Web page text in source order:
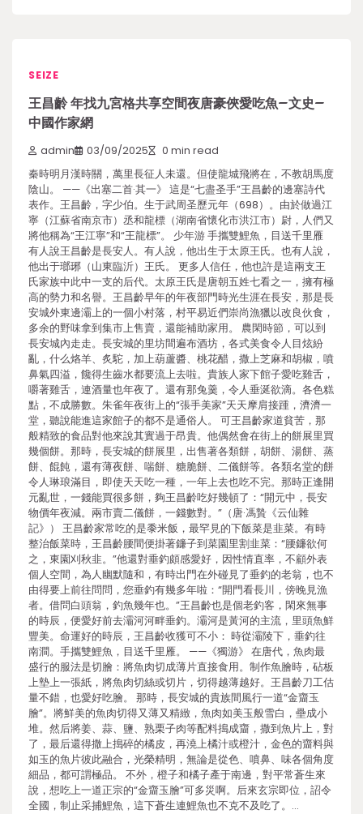
SEIZE
王昌齡 年找九宮格共享空間夜唐豪俠愛吃魚–文史–
中國作家網
admin 03/09/2025 0 min read
秦時明月漢時關，萬里長征人未還。但使龍城飛將在，不教胡馬度
陰山。 ——《出塞二首·其一》 這是“七盡圣手”王昌齡的邊塞詩代
表作。王昌齡，字少伯。生于武周圣歷元年（698）。由於做過江
寧（江蘇省南京市）丞和龍標（湖南省懷化市洪江市）尉，人們又
將他稱為“王江寧”和“王龍標”。 少年游 手攜雙鯉魚，目送千里雁
有人說王昌齡是長安人。有人說，他出生于太原王氏。也有人說，
他出于瑯琊（山東臨沂）王氏。 更多人信任，他也許是這兩支王
氏家族中此中一支的后代。太原王氏是唐朝五姓七看之一，擁有極
高的勢力和名譽。王昌齡早年的年夜部門時光生涯在長安，那是長
安城外東邊灞上的一個小村落，村平易近們崇尚漁獵以改良伙食，
多余的野味拿到集市上售賣，還能補助家用。 農閑時節，可以到
長安城內走走。長安城的里坊間遍布酒坊，各式美食令人目炫紛
亂，什么烙羊、炙駝，加上葫蘆醬、桃花醋，撒上芝麻和胡椒，噴
鼻氣四溢，饞得生齒水都要流上去啦。貴族人家下館子愛吃雞舌，
嚼著雞舌，連酒量也年夜了。還有那兔羹，令人垂涎欲滴。各色糕
點，不成勝數。朱雀年夜街上的“張手美家”天天摩肩接踵，濟濟一
堂，聽說能進這家館子的都不是通俗人。 可王昌齡家道貧苦，那
般精致的食品對他來說其實過于昂貴。他偶然會在街上的餅展里買
幾個餅。那時，長安城的餅展里，出售著各類餅，胡餅、湯餅、蒸
餅、餛飩，還有薄夜餅、喘餅、糖脆餅、二儀餅等。各類名堂的餅
令人琳琅滿目，即使天天吃一種，一年上去也吃不完。那時正逢開
元亂世，一錢能買很多餅，夠王昌齡吃好幾頓了：“開元中，長安
物價年夜減。兩市賣二儀餅，一錢數對。”（唐·馮贄《云仙雜
記》） 王昌齡家常吃的是黍米飯，最罕見的下飯菜是韭菜。有時
整治飯菜時，王昌齡腰間便掛著鐮子到菜園里割韭菜：“腰鐮欲何
之，東園刈秋韭。”他還對垂釣頗感愛好，因性情直率，不顧外表
個人空間，為人幽默隨和，有時出門在外碰見了垂釣的老翁，也不
由得要上前往問問，您垂釣有幾多年啦：“開門看長川，傍晚見漁
者。借問白頭翁，釣魚幾年也。”王昌齡也是個老釣客，閑來無事
的時辰，便愛好前去灞河河畔垂釣。灞河是黃河的主流，里頭魚鮮
豐美。命運好的時辰，王昌齡收獲可不小： 時從灞陵下，垂釣往
南澗。手攜雙鯉魚，目送千里雁。 ——《獨游》 在唐代，魚肉最
盛行的服法是切膾：將魚肉切成薄片直接食用。制作魚膾時，砧板
上墊上一張紙，將魚肉切絲或切片，切得越薄越好。王昌齡刀工估
量不錯，也愛好吃膾。 那時，長安城的貴族間風行一道“金齏玉
膾”。將鮮美的魚肉切得又薄又精緻，魚肉如美玉般雪白，壘成小
堆。然后將姜、蒜、鹽、熟栗子肉等配料搗成齏，撒到魚片上，對
了，最后還得撒上搗碎的橘皮，再澆上橘汁或橙汁，金色的齏料與
如玉的魚片彼此融合，光榮精明，無論是從色、噴鼻、味各個角度
細品，都可謂極品。 不外，橙子和橘子產于南邊，對平常蒼生來
說，想吃上一道正宗的“金齏玉膾”可多災啊。后來玄宗即位，詔令
全國，制止采捕鯉魚，這下蒼生連鯉魚也不克不及吃了。…